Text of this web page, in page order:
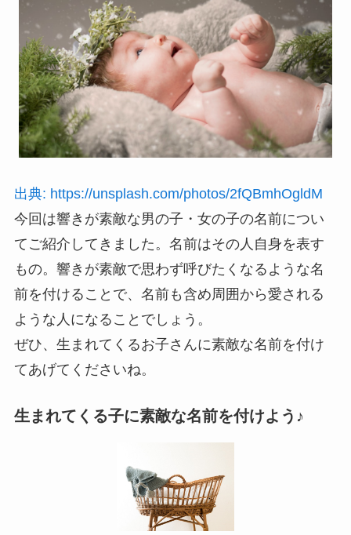
出典: https://unsplash.com/photos/2fQBmhOgldM
今回は響きが素敵な男の子・女の子の名前につい
てご紹介してきました。名前はその人自身を表す
もの。響きが素敵で思わず呼びたくなるような名
前を付けることで、名前も含め周囲から愛される
ような人になることでしょう。
ぜひ、生まれてくるお子さんに素敵な名前を付け
てあげてくださいね。
生まれてくる子に素敵な名前を付けよう♪